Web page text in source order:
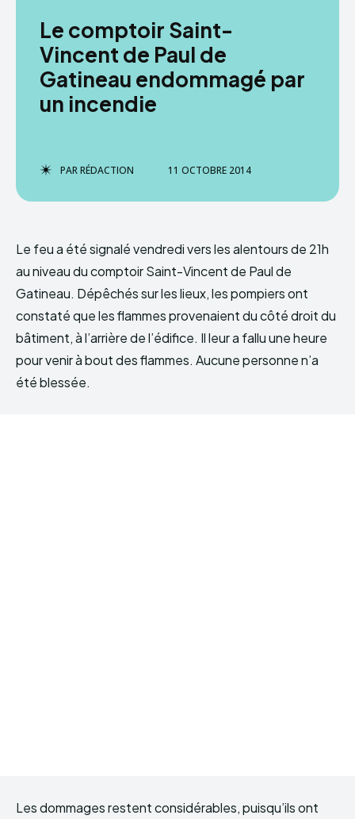
Le comptoir Saint-
Vincent de Paul de
Gatineau endommagé par
un incendie
PARRÉDACTION 11 OCTOBRE 2014
Le feu a été signalé vendredi vers les alentours de 21h
au niveau du comptoir Saint-Vincent de Paul de
Gatineau. Dépêchés sur les lieux, les pompiers ont
constaté que les flammes provenaient du côté droit du
bâtiment, à l’arrière de l’édifice. Il leur a fallu une heure
pour venir à bout des flammes. Aucune personne n’a
été blessée.
Les dommages restent considérables, puisqu’ils ont